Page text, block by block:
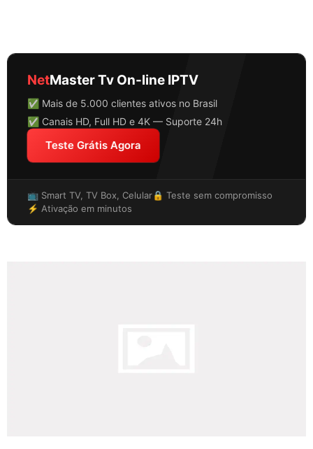
NetMaster Tv On-line IPTV
✅ Mais de 5.000 clientes ativos no Brasil
✅ Canais HD, Full HD e 4K — Suporte 24h
Teste Grátis Agora
📺 Smart TV, TV Box, Celular🔒 Teste sem compromisso
⚡ Ativação em minutos